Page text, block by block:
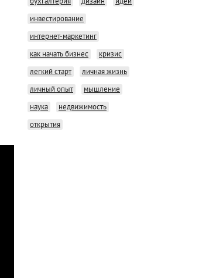
инвестирование
интернет-маркетинг
как начать бизнес кризис
легкий старт личная жизнь
личный опыт мышление
наука недвижимость
открытия